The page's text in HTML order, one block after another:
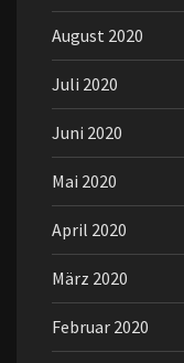
August 2020
Juli 2020
Juni 2020
Mai 2020
April 2020
März 2020
Februar 2020